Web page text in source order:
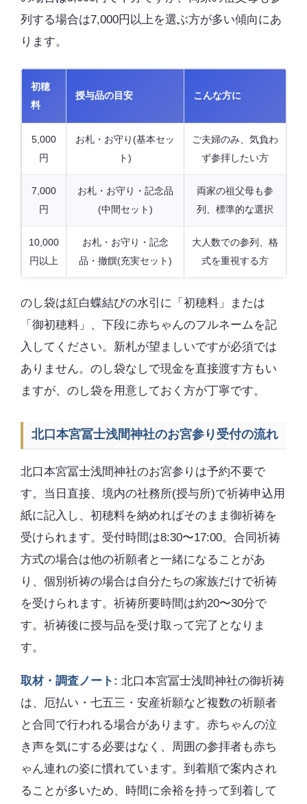
列する場合は7,000円以上を選ぶ方が多い傾向にあ
ります。
初穂
料
授与品の目安 こんな方に
5,000
円
お札・お守り(基本セッ
ト)
ご夫婦のみ、気負わ
ず参拝したい方
7,000
円
お札・お守り・記念品
(中間セット)
両家の祖父母も参
列、標準的な選択
10,000
円以上
お札・お守り・記念
品・撤饌(充実セット)
大人数での参列、格
式を重視する方
のし袋は紅白蝶結びの水引に「初穂料」または
「御初穂料」、下段に赤ちゃんのフルネームを記
入してください。新札が望ましいですが必須では
ありません。のし袋なしで現金を直接渡す方もい
ますが、のし袋を用意しておく方が丁寧です。
北口本宮冨士浅間神社のお宮参り受付の流れ
北口本宮冨士浅間神社のお宮参りは予約不要で
す。当日直接、境内の社務所(授与所)で祈祷申込用
紙に記入し、初穂料を納めればそのまま御祈祷を
受けられます。受付時間は8:30〜17:00。合同祈祷
方式の場合は他の祈願者と一緒になることがあ
り、個別祈祷の場合は自分たちの家族だけで祈祷
を受けられます。祈祷所要時間は約20〜30分で
す。祈祷後に授与品を受け取って完了となりま
す。
取材・調査ノート: 北口本宮冨士浅間神社の御祈祷
は、厄払い・七五三・安産祈願など複数の祈願者
と合同で行われる場合があります。赤ちゃんの泣
き声を気にする必要はなく、周囲の参拝者も赤ち
ゃん連れの姿に慣れています。到着順で案内され
ることが多いため、時間に余裕を持って到着して